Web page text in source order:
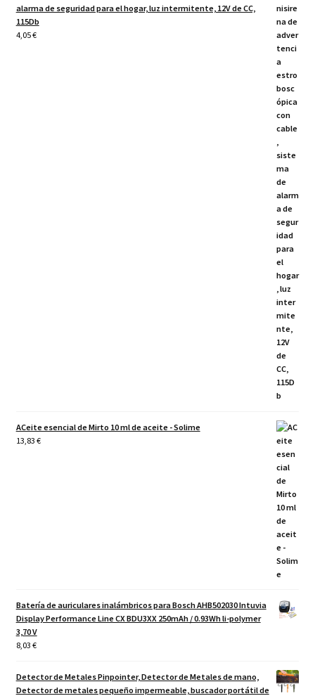
alarma de seguridad para el hogar, luz intermitente, 12V de CC,
115Db
4,05€
ACeite esencial de Mirto 10 ml de aceite - Solime
13,83 €
Batería de auriculares inalámbricos para Bosch AHB502030 Intuvia
Display Performance Line CX BDU3XX 250mAh / 0.93Wh li-polymer
3,70 V
8,03 €
Detector de Metales Pinpointer, Detector de Metales de mano,
Detector de metales pequeño impermeable, buscador portátil de